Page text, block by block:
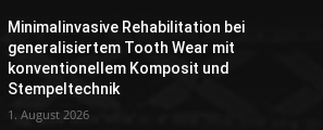
Minimalinvasive Rehabilitation bei
generalisiertem Tooth Wear mit
konventionellem Komposit und
Stempeltechnik
1. August 2026